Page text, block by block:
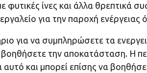
ίνες και άλλα θρεπτικά
για την παροχή ενέργειας
για να συμπληρώσετε τα
την αποκατάσταση. Η
αυτό και μπορεί επίσης να